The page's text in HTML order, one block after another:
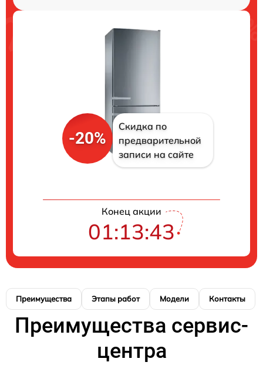
-20%
Скидка по
предварительной
записи на сайте
Конец акции
01:13:42
Преимущества Этапы работ Модели Контакты
Преимущества сервис-
центра